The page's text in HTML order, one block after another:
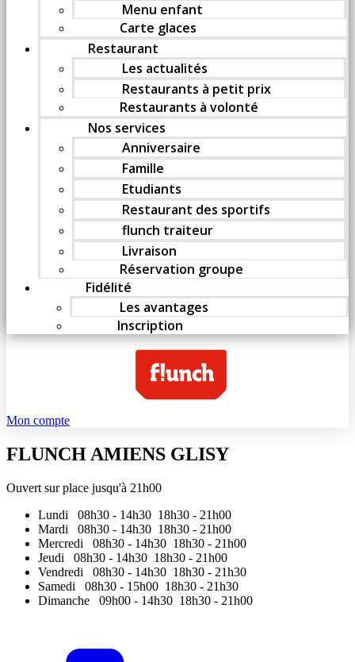
Menu enfant
Carte glaces
Restaurant
Les actualités
Restaurants à petit prix
Restaurants à volonté
Nos services
Anniversaire
Famille
Etudiants
Restaurant des sportifs
flunch traiteur
Livraison
Réservation groupe
Fidélité
Les avantages
Inscription
Mon compte
FLUNCH AMIENS GLISY
Ouvert sur place jusqu'à 21h00
Lundi
08h30 - 14h30 18h30 - 21h00
Mardi
08h30 - 14h30 18h30 - 21h00
Mercredi
08h30 - 14h30 18h30 - 21h00
Jeudi
08h30 - 14h30 18h30 - 21h00
Vendredi
08h30 - 14h30 18h30 - 21h30
Samedi
08h30 - 15h00 18h30 - 21h30
Dimanche
09h00 - 14h30 18h30 - 21h00